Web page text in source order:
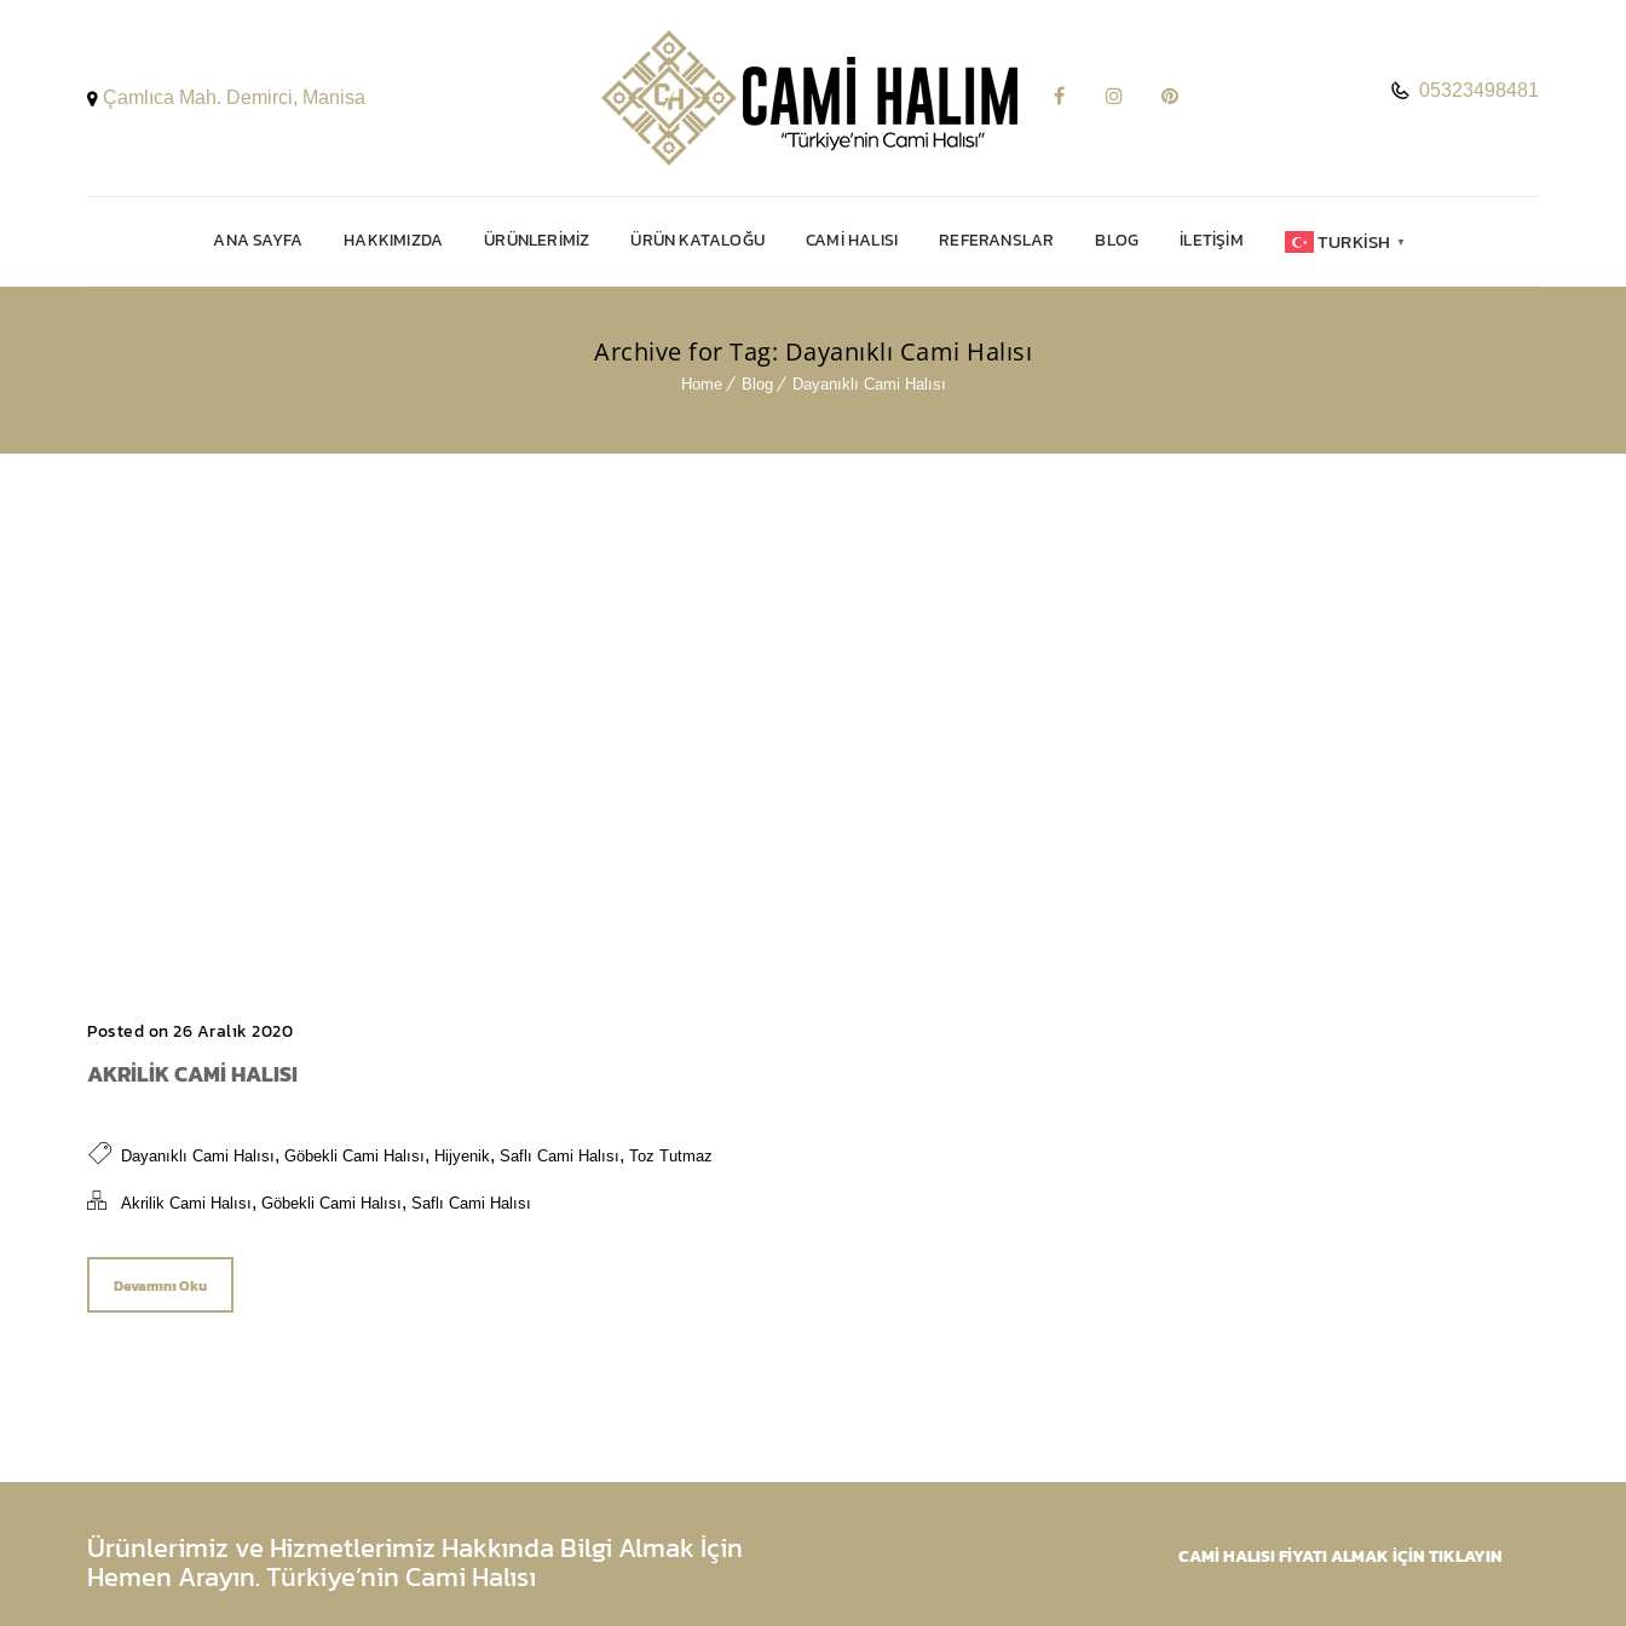
Çamlıca Mah. Demirci, Manisa 05323498481
ANA SAYFA HAKKIMIZDA ÜRÜNLERIMIZ ÜRÜN KATALOĞU CAMI HALISI REFERANSLAR BLOG İLETIŞIM TURKISH ▼
Archive for Tag: Dayanıklı Cami Halısı
Home Blog Dayanıklı Cami Halısı
Posted on 26 Aralık 2020
AKRILIK CAMI HALISI
Dayanıklı Cami Halısı, Göbekli Cami Halısı, Hijyenik, Saflı Cami Halısı, Toz Tutmaz
Akrilik Cami Halısı, Göbekli Cami Halısı, Saflı Cami Halısı
Devamını Oku
Ürünlerimiz ve Hizmetlerimiz Hakkında Bilgi Almak İçin
Hemen Arayın. Türkiye’nin Cami Halısı
CAMİ HALISI FİYATI ALMAK İÇİN TIKLAYIN